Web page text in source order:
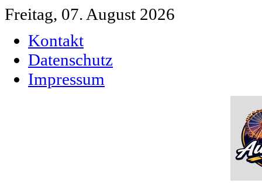
Freitag, 07. August 2026
Kontakt
Datenschutz
Impressum